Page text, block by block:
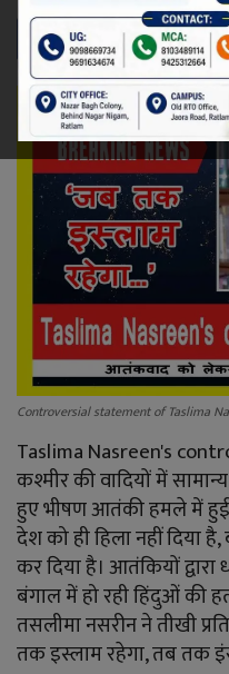
रेलवे
खेल
ज्योतिष
कला-साहित्य
निर्वाचन
धर्म-संस्कृति
करियर
वीडियो
YouTube
Language
English Hiindi
Controversial statement of Taslima
Taslima Nasreen's
कश्मीर की वादियों में
हुए भीषण आतंकी हमले में हुई
देश को ही हिला नहीं दिया
कर दिया है। आतंकियों
बंगाल में हो रही हिंदुओं की
तसलीमा नसरीन ने तीखी
तक इस्लाम रहेगा, तब तक